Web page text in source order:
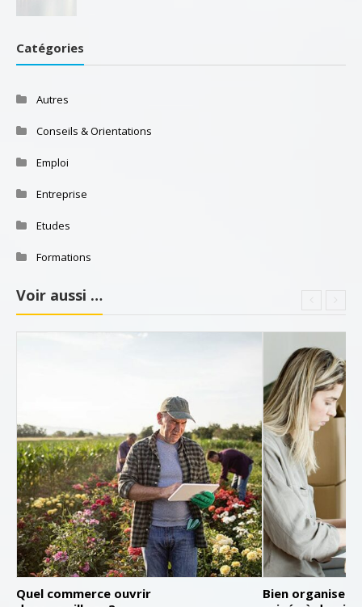
Catégories
Autres
Conseils & Orientations
Emploi
Entreprise
Etudes
Formations
Voir aussi …
Quel commerce ouvrir
Bien organiser